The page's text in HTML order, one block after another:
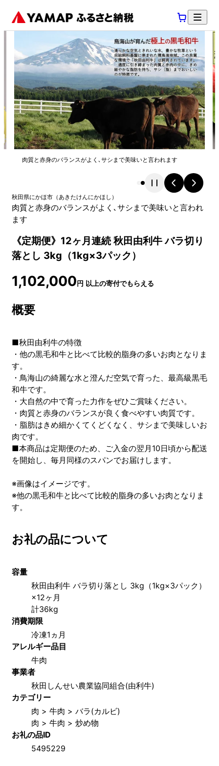
肉質と赤身のバランスがよく､サシまで美味いと言われます
秋田県にかほ市 （あきたけんにかほし ）
肉質と赤身のバランスがよく､サシまで美味いと言われ
ます
《定期便》12ヶ月連続 秋田由利牛 バラ切り
落とし 3kg（1kg×3パック）
1,102,000円 以上の寄付でもらえる
概要
■秋田由利牛の特徴
・他の黒毛和牛と比べて比較的脂身の多いお肉となりま
す。
・鳥海山の綺麗な水と澄んだ空気で育った、最高級黒毛
和牛です。
・大自然の中で育った力作をぜひご賞味ください。
・肉質と赤身のバランスが良く食べやすい肉質です。
・脂肪はきめ細かくてくどくなく、サシまで美味しいお
肉です。
■本商品は定期便のため、ご入金の翌月10日頃から配送
を開始し、毎月同様のスパンでお届けします。
※画像はイメージです。
※他の黒毛和牛と比べて比較的脂身の多いお肉となりま
す。
お礼の品について
容量
秋田由利牛 バラ切り落とし 3kg（1kg×3パック）
×12ヶ月
計36kg
消費期限
冷凍1ヵ月
アレルギー品目
牛肉
事業者
秋田しんせい農業協同組合(由利牛)
カテゴリー
肉 > 牛肉 > バラ(カルビ)
肉 > 牛肉 > 炒め物
お礼の品ID
5495229